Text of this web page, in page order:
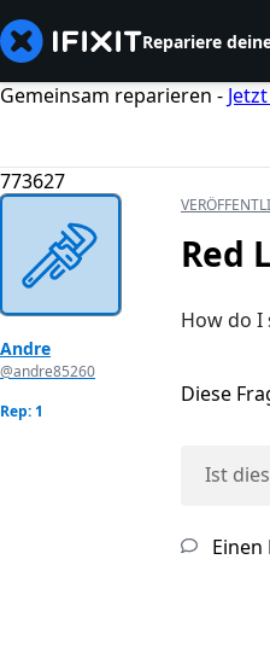
Repariere
Gemeinsam reparieren -
773627
Andre
@andre85260
Rep: 1
Red
How do I
Diese
Ist